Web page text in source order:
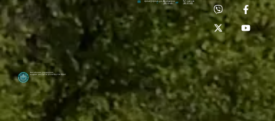
Басейнове управління
водних ресурсів річок Прут та Сірет
Лабораторія:
(0372) 53-92-00
dpbuvr@dpbuvr.gov.uaПриймальня:
(0372) 51-14-56